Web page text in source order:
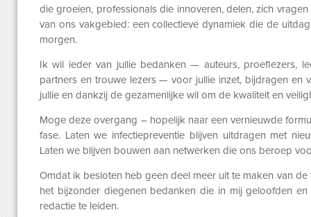
die groeien, professionals die innoveren, delen, zich
van ons vakgebied: een collectieve dynamiek die de
morgen.
Ik wil ieder van jullie bedanken — auteurs, proeflezers,
partners en trouwe lezers — voor jullie inzet, bijdragen en
jullie en dankzij de gezamenlijke wil om de kwaliteit en
Moge deze overgang – hopelijk naar een vernieuwde
fase. Laten we infectiepreventie blijven uitdragen met
Laten we blijven bouwen aan netwerken die ons beroep
Omdat ik besloten heb geen deel meer uit te maken van
het bijzonder diegenen bedanken die in mij geloofden
redactie te leiden.